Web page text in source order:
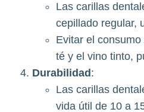
Las carillas
cepillado regular,
Evitar el
té y el vino tinto,
Durabilidad :
Las carillas
vida útil de 10 a